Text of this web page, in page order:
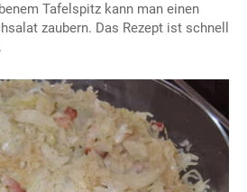
Tafelspitz kann man einen
zaubern. Das Rezept ist schnell